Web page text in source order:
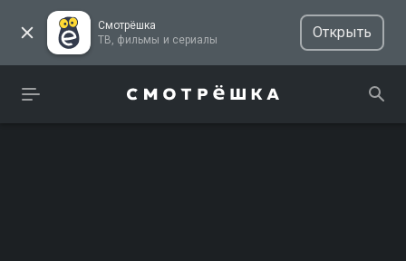
Смотрёшка
ТВ, фильмы и сериалы
Открыть